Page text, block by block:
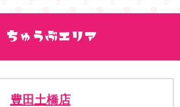
豊田土橋店